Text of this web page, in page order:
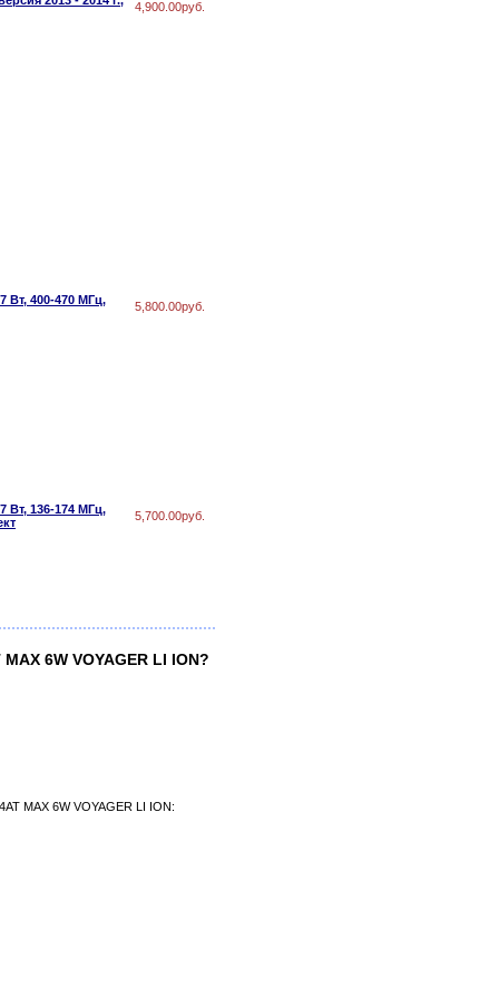
4,900.00руб.
Вт, 400-470 МГц,
5,800.00руб.
Вт, 136-174 МГц,
5,700.00руб.
6W VOYAGER LI ION?
MAX 6W VOYAGER LI ION: